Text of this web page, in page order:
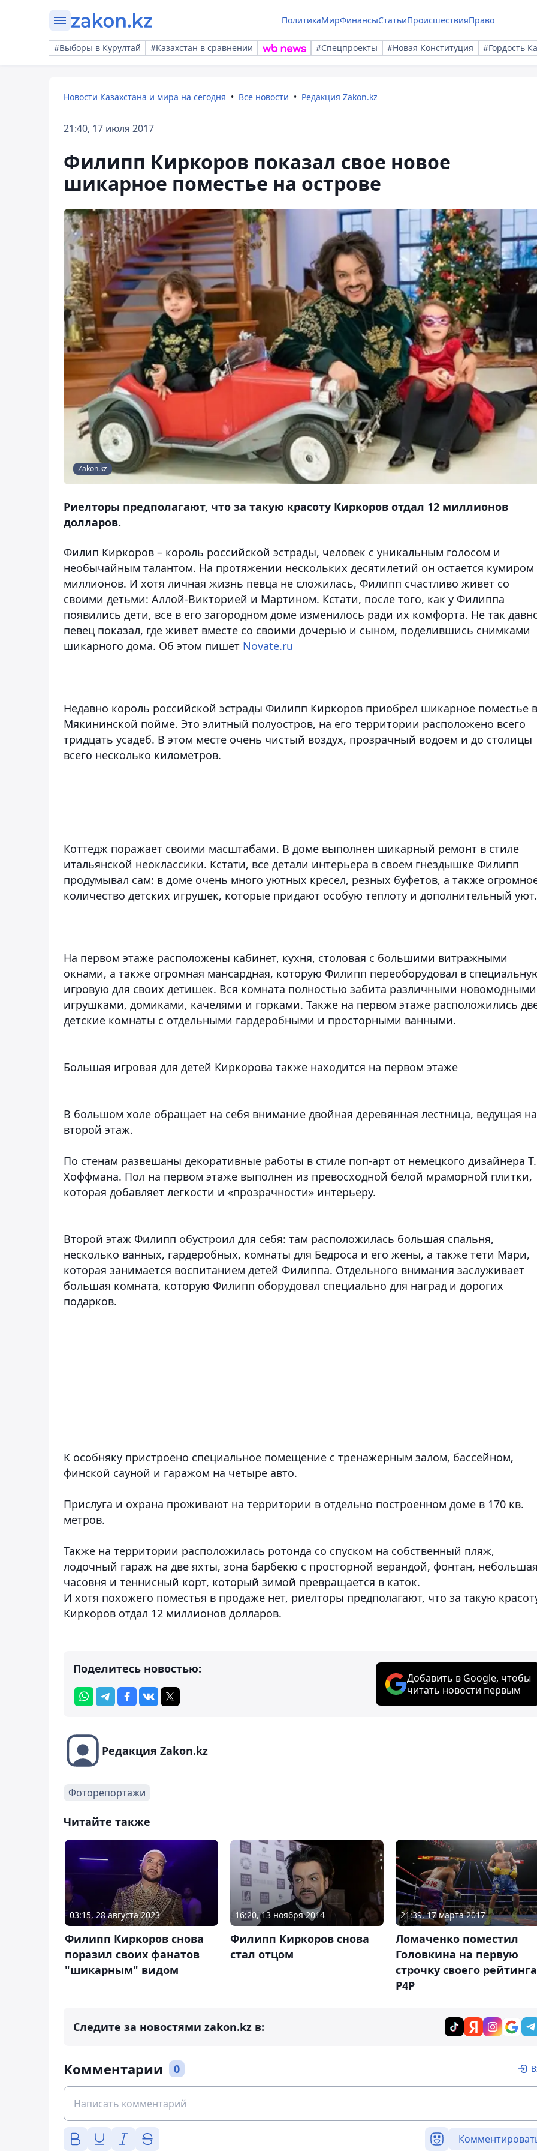
ПолитикаМирФинансыСтатьиПроисшествияПраво
#Выборы в Курултай #Казахстан в сравнении #Спецпроекты #Новая Конституция #Гордость
Новости Казахстана и мира на сегодня Все новости Редакция Zakon.kz
21:40, 17 июля 2017
Филипп Киркоров показал свое новое
шикарное поместье на острове
Zakon.kz
Риелторы предполагают, что за такую красоту Киркоров отдал 12 миллионов
долларов.
Филип Киркоров – король российской эстрады, человек с уникальным голосом и
необычайным талантом. На протяжении нескольких десятилетий он остается кумиром
миллионов. И хотя личная жизнь певца не сложилась, Филипп счастливо живет со
своими детьми: Аллой-Викторией и Мартином. Кстати, после того, как у Филиппа
появились дети, все в его загородном доме изменилось ради их комфорта. Не так
певец показал, где живет вместе со своими дочерью и сыном, поделившись снимками
шикарного дома. Об этом пишет Novate.ru
Недавно король российской эстрады Филипп Киркоров приобрел шикарное поместье в
Мякининской пойме. Это элитный полуостров, на его территории расположено всего
тридцать усадеб. В этом месте очень чистый воздух, прозрачный водоем и до столицы
всего несколько километров.
Коттедж поражает своими масштабами. В доме выполнен шикарный ремонт в стиле
итальянской неоклассики. Кстати, все детали интерьера в своем гнездышке Филипп
продумывал сам: в доме очень много уютных кресел, резных буфетов, а также
количество детских игрушек, которые придают особую теплоту и дополнительный уют.
На первом этаже расположены кабинет, кухня, столовая с большими витражными
окнами, а также огромная мансардная, которую Филипп переоборудовал в
игровую для своих детишек. Вся комната полностью забита различными новомодными
игрушками, домиками, качелями и горками. Также на первом этаже расположились
детские комнаты с отдельными гардеробными и просторными ванными.
Большая игровая для детей Киркорова также находится на первом этаже
В большом холе обращает на себя внимание двойная деревянная лестница, ведущая на
второй этаж.
По стенам развешаны декоративные работы в стиле поп-арт от немецкого дизайнера Т.
Хоффмана. Пол на первом этаже выполнен из превосходной белой мраморной плитки,
которая добавляет легкости и «прозрачности» интерьеру.
Второй этаж Филипп обустроил для себя: там расположилась большая спальня,
несколько ванных, гардеробных, комнаты для Бедроса и его жены, а также тети Мари,
которая занимается воспитанием детей Филиппа. Отдельного внимания заслуживает
большая комната, которую Филипп оборудовал специально для наград и дорогих
подарков.
К особняку пристроено специальное помещение с тренажерным залом, бассейном,
финской сауной и гаражом на четыре авто.
Прислуга и охрана проживают на территории в отдельно построенном доме в 170 кв.
метров.
Также на территории расположилась ротонда со спуском на собственный пляж,
лодочный гараж на две яхты, зона барбекю с просторной верандой, фонтан,
часовня и теннисный корт, который зимой превращается в каток.
И хотя похожего поместья в продаже нет, риелторы предполагают, что за такую
Киркоров отдал 12 миллионов долларов.
Поделитесь новостью:
Добавить в Google, чтобы
читать новости первым
Редакция Zakon.kz
Фоторепортажи
Читайте также
03:15, 28 августа 2023
Филипп Киркоров снова
поразил своих фанатов
"шикарным" видом
16:20, 13 ноября 2014
Филипп Киркоров снова
стал отцом
21:39, 17 марта 2017
Ломаченко поместил
Головкина на первую
строчку своего рейтинга
P4P
Следите за новостями zakon.kz в:
Комментарии 0